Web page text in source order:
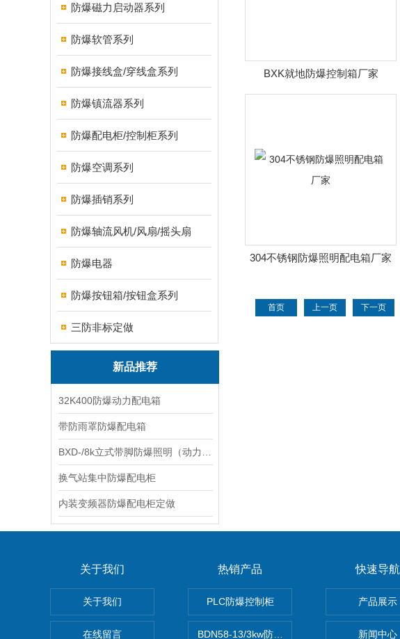
防爆磁力启动器系列
防爆软管系列
防爆接线盒/穿线盒系列
防爆镇流器系列
防爆配电柜/控制柜系列
防爆空调系列
防爆插销系列
防爆轴流风机/风扇/摇头扇
防爆电器
防爆按钮箱/按钮盒系列
三防非标定做
新品推荐
32K400防爆动力配电箱
带防雨罩防爆配电箱
换气站集中防爆配电柜
内装变频器防爆配电柜定做
BXK就地防爆控制箱厂家
304不锈钢防爆照明配电箱厂家
首页 上一页 下一页
关于我们
关于我们
在线留言
热销产品
PLC防爆控制柜
BDN58-13/3kw防爆电热油汀
快速导航
产品展示
新闻中心